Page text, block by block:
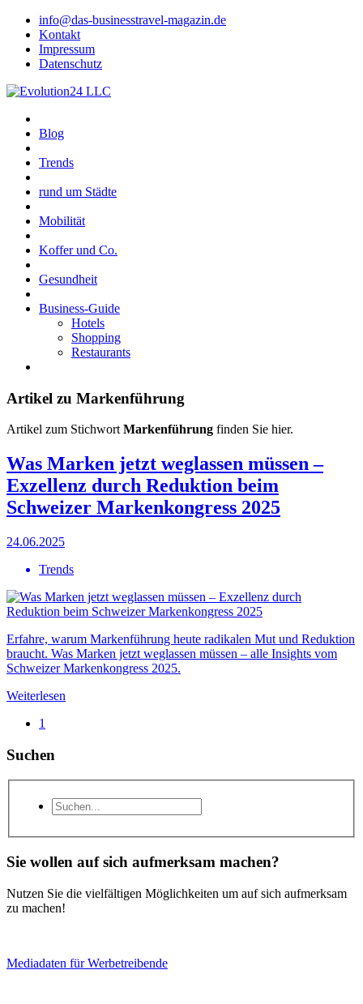
info@das-businesstravel-magazin.de
Kontakt
Impressum
Datenschutz
Blog
Trends
rund um Städte
Mobilität
Koffer und Co.
Gesundheit
Business-Guide
Hotels
Shopping
Restaurants
Artikel zu Markenführung
Artikel zum StichwortMarkenführung finden Sie hier.
Was Marken jetzt weglassen müssen –
Exzellenz durch Reduktion beim
Schweizer Markenkongress 2025
24.06.2025
Trends
Erfahre, warum Markenführung heute radikalen Mut und Reduktion
braucht. Was Marken jetzt weglassen müssen – alle Insights vom
Schweizer Markenkongress 2025.
Weiterlesen
1
Suchen
Sie wollen auf sich aufmerksam machen?
Nutzen Sie die vielfältigen Möglichkeiten um auf sich aufmerksam
zu machen!
Mediadaten für Werbetreibende